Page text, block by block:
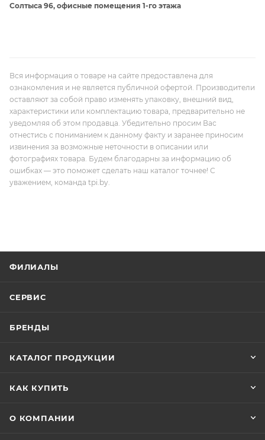
Солтыса 96, офисные помещения 1-го этажа
Вся информация о товаре на сайте предоставлена для
ознакомления и не является публичной офертой. Производители
оставляют за собой право изменять упаковку, внешний вид,
характеристики или комплектацию товара, предварительно не
уведомляя об этом продавца. Убедительно просим Вас
отнестись с пониманием к данному факту и заранее приносим
извинения за возможные неточности в описании или
фотографиях товара. Будем благодарны за информацию об
ошибках — это поможет сделать наш каталог точнее! С
уважением, команда tpi.by.
ФИЛИАЛЫ
СЕРВИС
БРЕНДЫ
КАТАЛОГ ПРОДУКЦИИ
КАК КУПИТЬ
О КОМПАНИИ